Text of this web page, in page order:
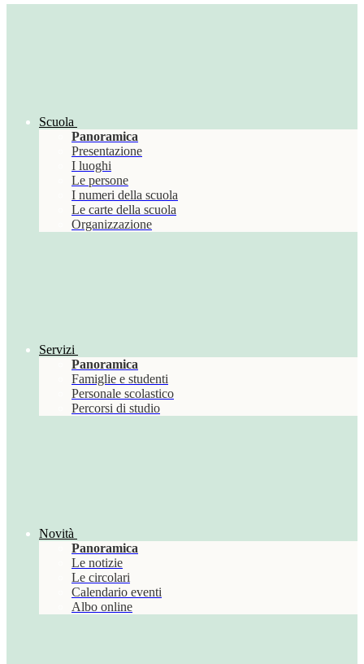
Scuola
Panoramica
Presentazione
I luoghi
Le persone
I numeri della scuola
Le carte della scuola
Organizzazione
Servizi
Panoramica
Famiglie e studenti
Personale scolastico
Percorsi di studio
Novità
Panoramica
Le notizie
Le circolari
Calendario eventi
Albo online